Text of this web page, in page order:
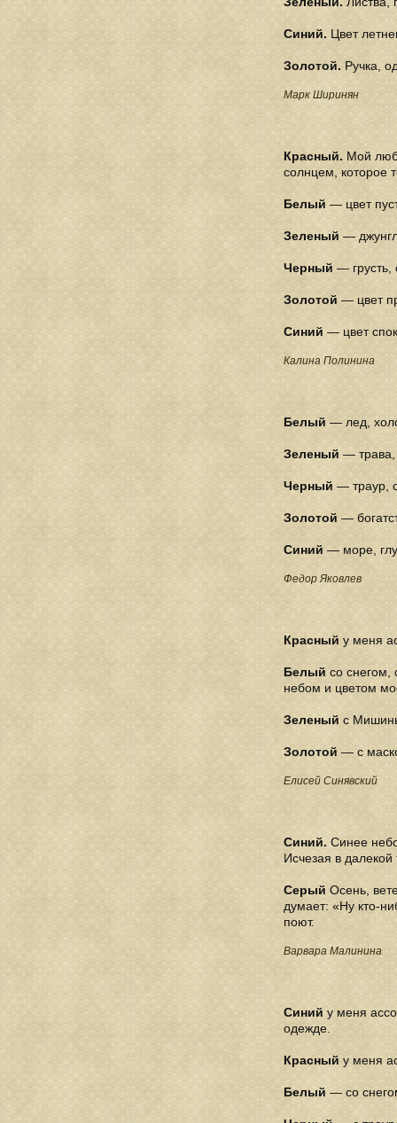
Синий. Цвет
Золотой. Ручка,
Марк Ширинян
Красный. Мой
солнцем, которое
Белый — цвет
Зеленый —
Черный — грусть,
Золотой — цвет
Синий — цвет
Калина Полинина
Белый — лед,
Зеленый — трава,
Черный — траур,
Золотой —
Синий — море,
Федор Яковлев
Красный у меня
Белый со снегом,
небом и цветом
Зеленый с
Золотой — с
Елисей Синявский
Синий. Синее
Исчезая в
Серый Осень,
думает: «Ну кто-
поют.
Варвара Малинина
Синий у меня
одежде.
Красный у меня
Белый — со